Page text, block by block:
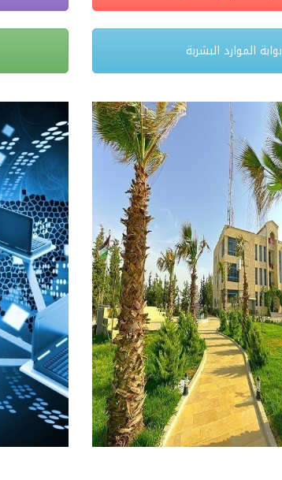
بوابة الموارد البشربة